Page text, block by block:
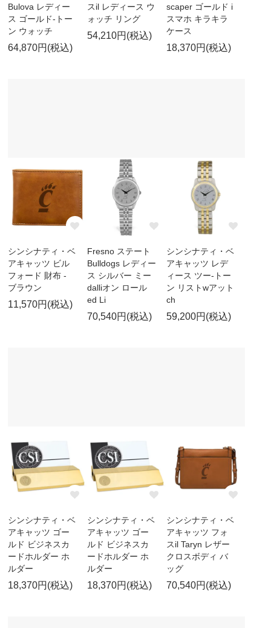
Bulova レディー
ス ゴールド-トー
ン ウォッチ
64,870円(税込)
スil レディース ウ
ォッチ リング
54,210円(税込)
scaper ゴールド i
スマホ キラキラ
ケース
18,370円(税込)
シンシナティ・ベ
アキャッツ ビル
フォード 財布 -
ブラウン
11,570円(税込)
Fresno ステート
Bulldogs レディー
ス シルバー ミー
dalliオン ロール
ed Li
70,540円(税込)
シンシナティ・ベ
アキャッツ レデ
ィース ツー-トー
ン リストwアット
ch
59,200円(税込)
シンシナティ・ベ
アキャッツ ゴー
ルド ビジネスカ
ードホルダー ホ
ルダー
18,370円(税込)
シンシナティ・ベ
アキャッツ ゴー
ルド ビジネスカ
ードホルダー ホ
ルダー
18,370円(税込)
シンシナティ・ベ
アキャッツ フォ
スil Taryn レザー
クロスボディ バ
ッグ
70,540円(税込)